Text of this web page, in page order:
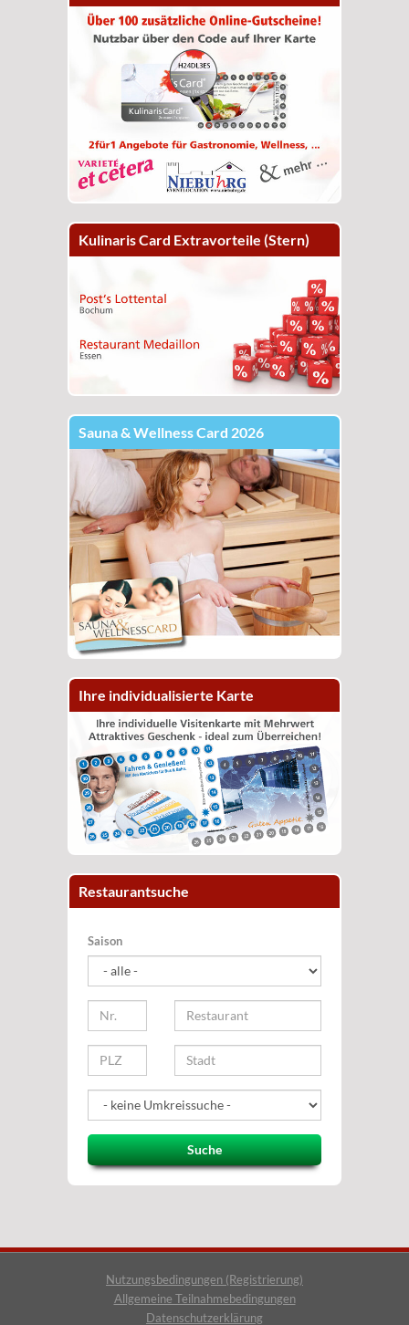
Kulinaris Card Extravorteile (Stern)
Sauna & Wellness Card 2026
Ihre individualisierte Karte
Restaurantsuche
Saison
Suche
Nutzungsbedingungen (Registrierung)
Allgemeine Teilnahmebedingungen
Datenschutzerklärung